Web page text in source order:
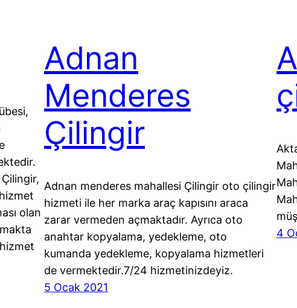
olan
Adnan
Menderes
Çilingir
Adnan menderes mahallesi Çilingir oto çilingir
hizmeti ile her marka araç kapısını araca
zarar vermeden açmaktadır. Ayrıca oto
anahtar kopyalama, yedekleme, oto
kumanda yedekleme, kopyalama hizmetleri
de vermektedir.7/24 hizmetinizdeyiz.
5 Ocak 2021
4